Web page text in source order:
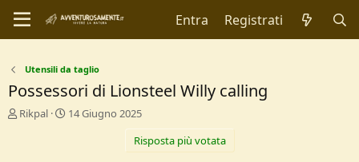
Entra Registrati
Utensili da taglio
Possessori di Lionsteel Willy calling
C
Rikpal
D
14 Giugno 2025
Risposta più votata